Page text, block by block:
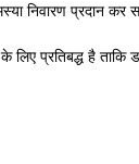
निवारण प्रदान कर
लिए प्रतिबद्ध है